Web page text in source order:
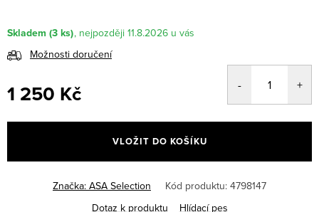
Skladem (3 ks)
11.8.2026
Možnosti doručení
1 250 Kč
cena:
VLOŽIT DO KOŠÍKU
Značka: ASA Selection Kód produktu: 4798147
Dotaz k produktu
Hlídací pes